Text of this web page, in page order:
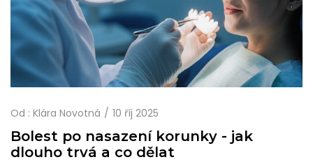
Od : Klára Novotná 10 říj 2025
Bolest po nasazení korunky - jak
dlouho trvá a co dělat